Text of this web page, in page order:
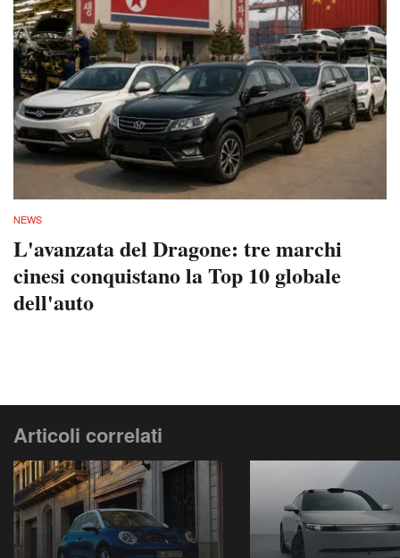
NEWS
L'avanzata del Dragone: tre marchi
cinesi conquistano la Top 10 globale
dell'auto
Articoli correlati